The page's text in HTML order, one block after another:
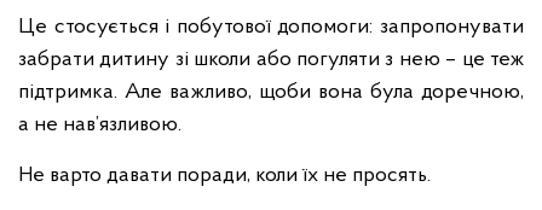
Це стосується і побутової допомоги: запропонувати
забрати дитину зі школи або погуляти з нею – це теж
підтримка. Але важливо, щоби вона була доречною,
а не нав’язливою.
Не варто давати поради, коли їх не просять.